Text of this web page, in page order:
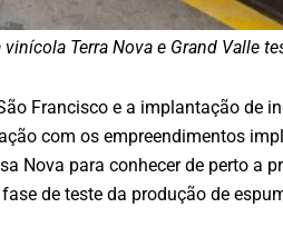
Terra Nova e Grand Valle
Francisco e a implantação de
com os empreendimentos
Nova para conhecer de perto a
de teste da produção de